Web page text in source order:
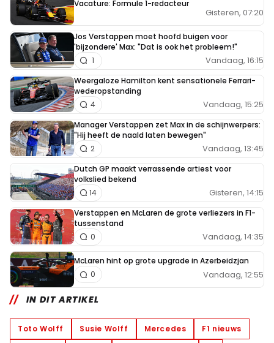
Vacature: Formule 1-redacteur
Gisteren, 07:20
Jos Verstappen moet hoofd buigen voor
'bijzondere' Max: "Dat is ook het probleem!"
Vandaag, 16:15
1
Weergaloze Hamilton kent sensationele Ferrari-
wederopstanding
Vandaag, 15:25
4
Manager Verstappen zet Max in de schijnwerpers:
"Hij heeft de naald laten bewegen"
Vandaag, 13:45
2
Dutch GP maakt verrassende artiest voor
volkslied bekend
Gisteren, 14:15
14
Verstappen en McLaren de grote verliezers in F1-
tussenstand
Vandaag, 14:35
0
McLaren hint op grote upgrade in Azerbeidzjan
Vandaag, 12:55
0
IN DIT ARTIKEL
Toto Wolff Susie Wolff Mercedes
F1 nieuws